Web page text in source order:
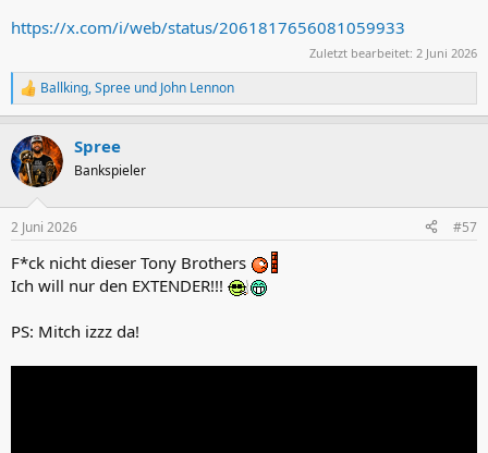
https://x.com/i/web/status/2061817656081059933
Zuletzt bearbeitet: 2 Juni 2026
R
e
k
t
i
e
:
Ballking,Spree und John Lennon
Spree
Bankspieler
2 Juni 2026 #57
F*ck nicht dieser Tony Brothers
Ich will nur den EXTENDER!!!
PS: Mitch izzz da!